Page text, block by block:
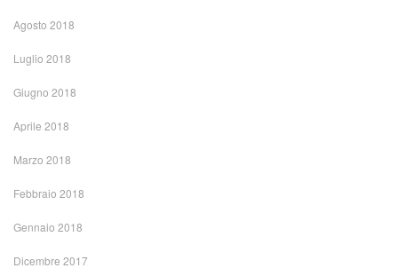
Agosto 2018
Luglio 2018
Giugno 2018
Aprile 2018
Marzo 2018
Febbraio 2018
Gennaio 2018
Dicembre 2017